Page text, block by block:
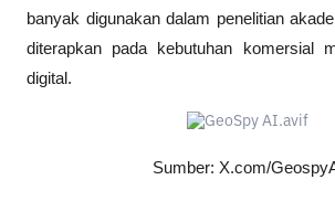
banyak digunakan dalam penelitian
diterapkan pada kebutuhan komersial
digital.
Sumber: X.com/